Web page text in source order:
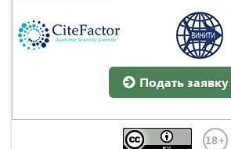
Подать заявку